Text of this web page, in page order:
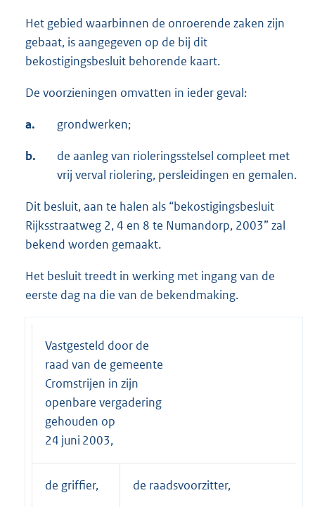
Het gebied waarbinnen de onroerende zaken zijn
gebaat, is aangegeven op de bij dit
bekostigingsbesluit behorende kaart.
De voorzieningen omvatten in ieder geval:
a. grondwerken;
b.
de aanleg van rioleringsstelsel compleet met
vrij verval riolering, persleidingen en gemalen.
Dit besluit, aan te halen als “bekostigingsbesluit
Rijksstraatweg 2, 4 en 8 te Numandorp, 2003” zal
bekend worden gemaakt.
Het besluit treedt in werking met ingang van de
eerste dag na die van de bekendmaking.
Vastgesteld door de
raad van de gemeente
Cromstrijen in zijn
openbare vergadering
gehouden op
24 juni 2003,
de griffier, de raadsvoorzitter,